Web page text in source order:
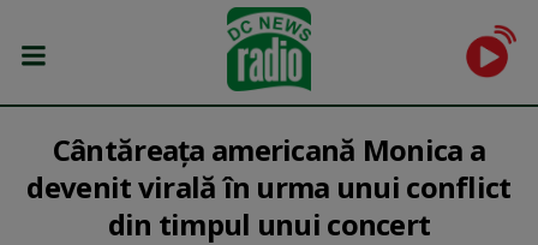
Cântăreața americană Monica a
devenit virală în urma unui conflict
din timpul unui concert